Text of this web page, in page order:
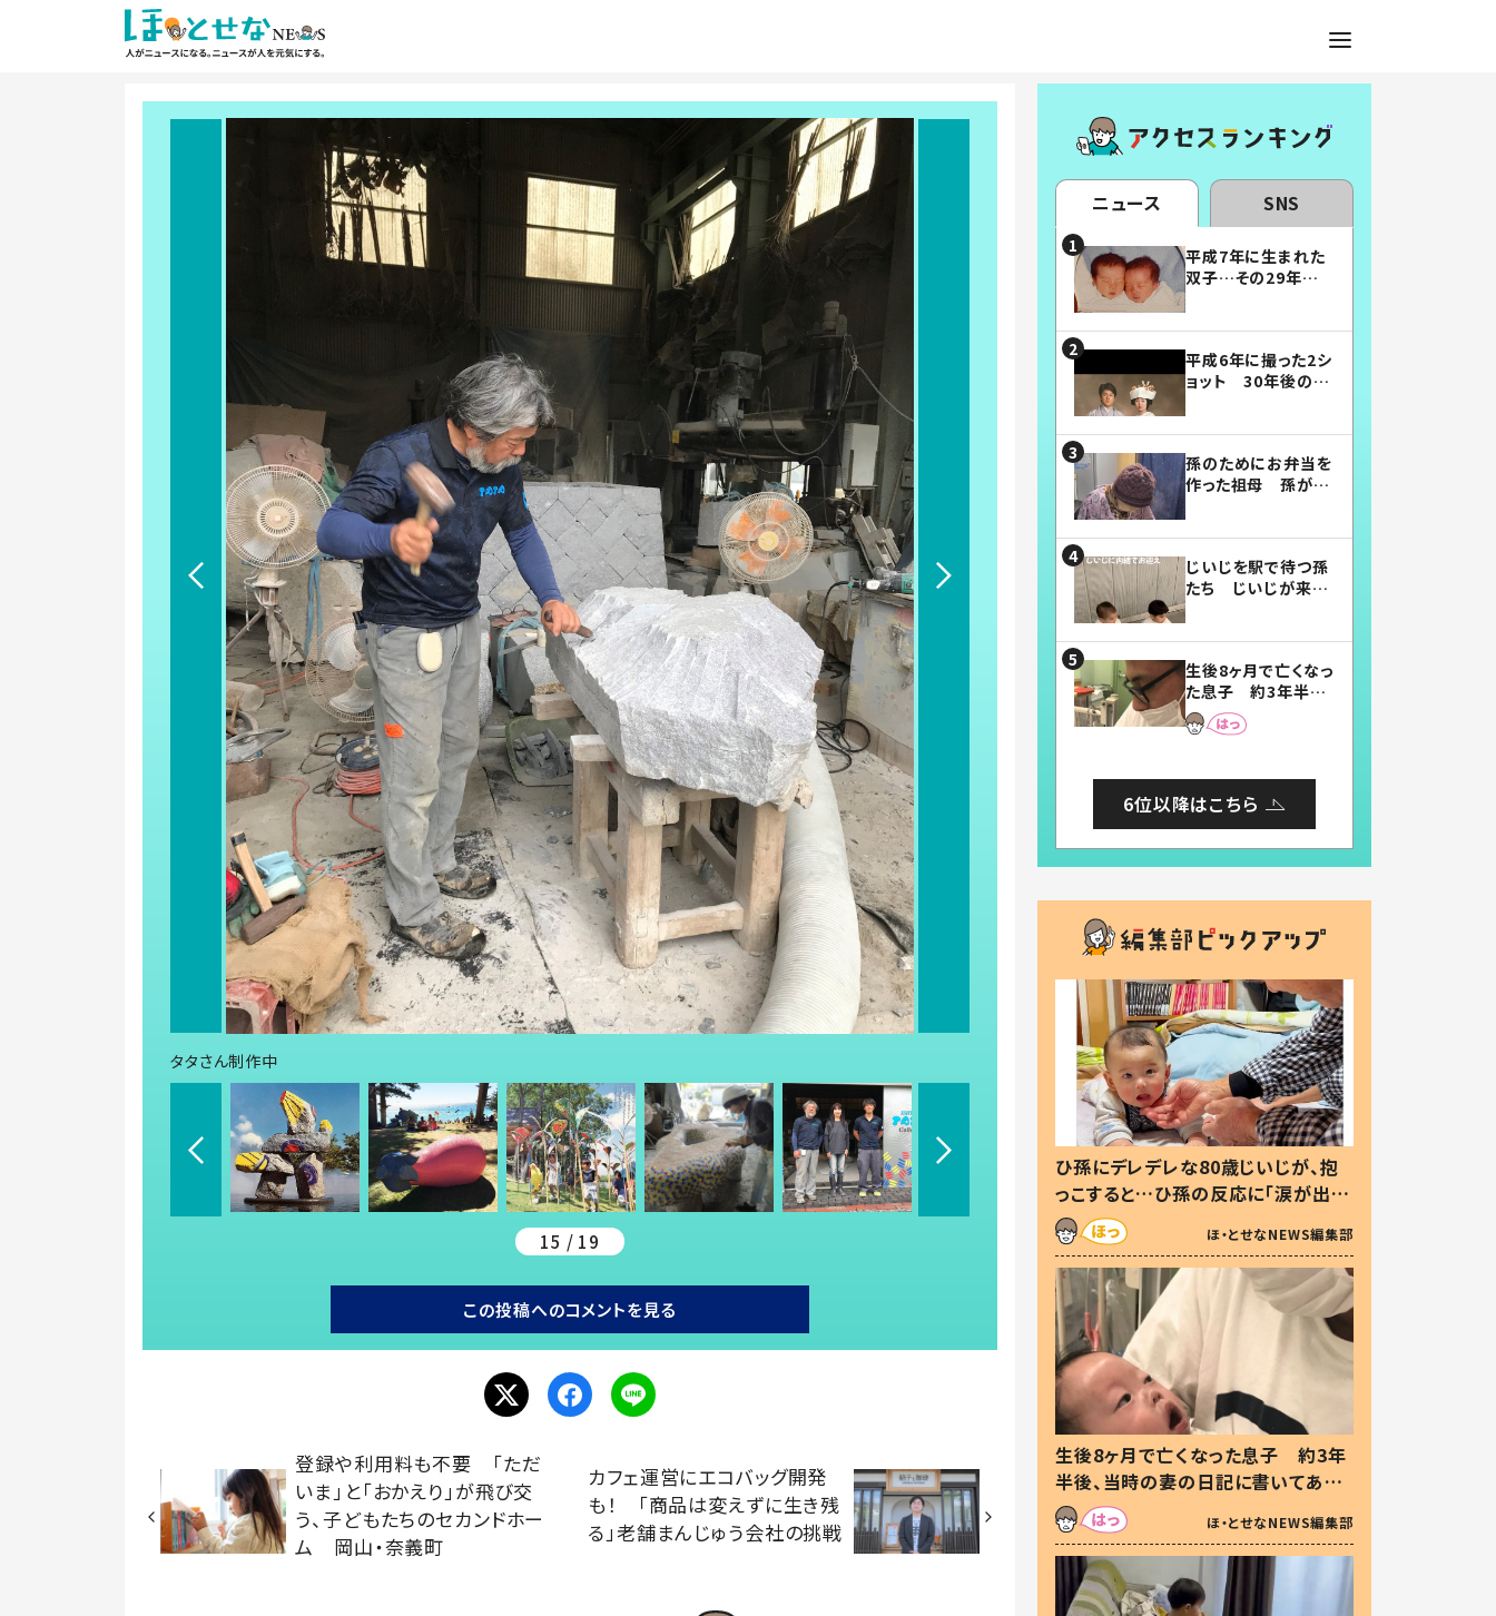
タタさん制作中
15 / 19
この投稿へのコメントを見る
登録や利用料も不要 「ただ
いま」と「おかえり」が飛び交
う、子どもたちのセカンドホー
ム 岡山・奈義町
カフェ運営にエコバッグ開発
も！ 「商品は変えずに生き残
る」老舗まんじゅう会社の挑戦
ニュース SNS
平成7年に生まれた
双子…その29年後
平成6年に撮った2シ
ョット 30年後の姿
孫のためにお弁当を
作った祖母 孫が絶
じいじを駅で待つ孫
たち じいじが来た
まらない」「幸せにな
れる」
生後8ヶ月で亡くなっ
た息子 約3年半
後、当時の妻の日記
に書いてあった本音
6位以降はこちら
ひ孫にデレデレな80歳じいじが、抱
っこすると…ひ孫の反応に「涙が出ま
した」「可愛くて仕方ない」
ほ・とせなNEWS編集部
生後8ヶ月で亡くなった息子 約3年
半後、当時の妻の日記に書いてあっ
た本音とは
ほ・とせなNEWS編集部